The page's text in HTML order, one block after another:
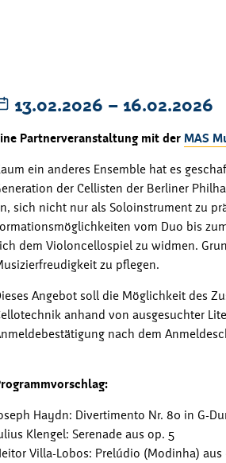
13.02.2026 – bis
16.02.2026
Partnerveranstaltung mit der MAS
ein anderes Ensemble hat es
der Cellisten der Berliner
sich nicht nur als Soloinstrument zu
vom Duo bis
dem Violoncellospiel zu widmen.
zu pflegen.
Angebot soll die Möglichkeit des
anhand von ausgesuchter
nach dem
Haydn: Divertimento Nr. 80 in G-
Klengel: Serenade aus op. 5
Villa-Lobos: Prelúdio (Modinha) aus